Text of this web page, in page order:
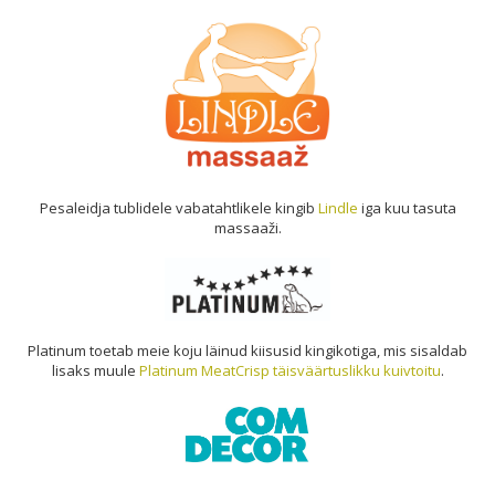
Pesaleidja tublidele vabatahtlikele kingib Lindle iga kuu tasuta
massaaži.
Platinum toetab meie koju läinud kiisusid kingikotiga, mis sisaldab
lisaks muule Platinum MeatCrisp täisväärtuslikku kuivtoitu.